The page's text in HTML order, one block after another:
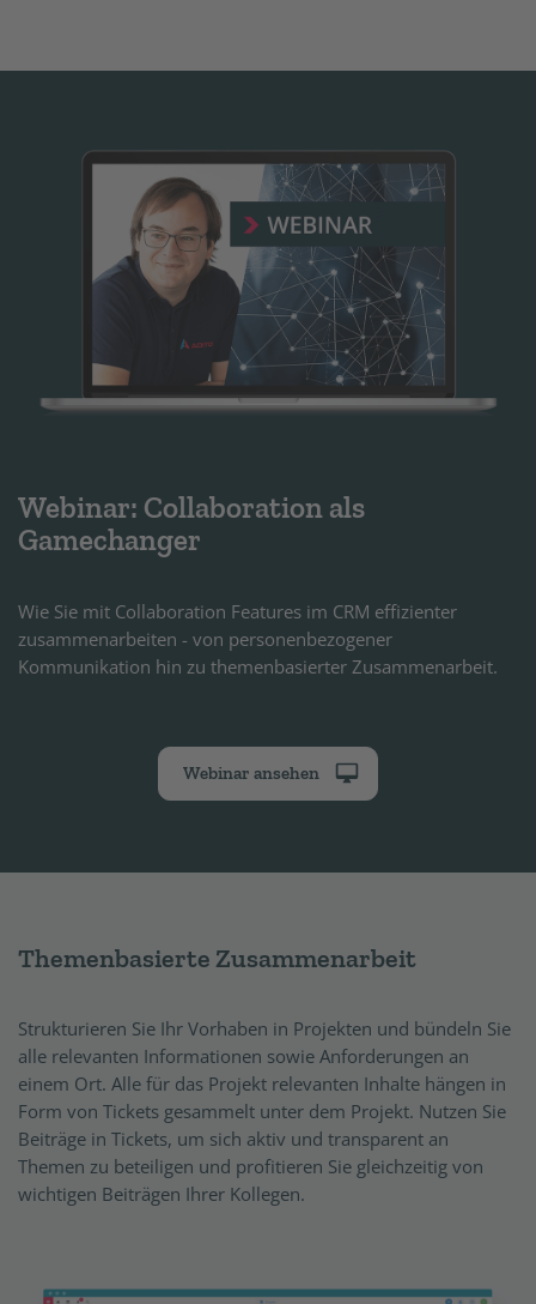
Webinar: Collaboration als
Gamechanger
Wie Sie mit Collaboration Features im CRM effizienter
zusammenarbeiten - von personenbezogener
Kommunikation hin zu themenbasierter Zusammenarbeit.
Webinar ansehen
Themenbasierte Zusammenarbeit
Strukturieren Sie Ihr Vorhaben in Projekten und bündeln Sie
alle relevanten Informationen sowie Anforderungen an
einem Ort. Alle für das Projekt relevanten Inhalte hängen in
Form von Tickets gesammelt unter dem Projekt. Nutzen Sie
Beiträge in Tickets, um sich aktiv und transparent an
Themen zu beteiligen und profitieren Sie gleichzeitig von
wichtigen Beiträgen Ihrer Kollegen.